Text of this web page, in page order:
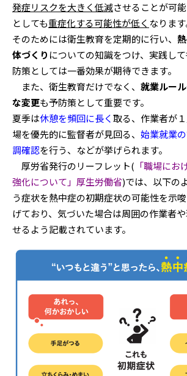
発症リスクを大きく低減させることが可
としても重症化する可能性が低く なります
そのためには衛生教育を定期的に行い、
体づくり についての知識をつけ、実践し
防策としては一番効果が期待できます。
また、衛生教育だけでなく、 就業ルー
な変更も予防策として重要です。
夏季は休憩を頻回に長く取る、作業者が
場を優先的に監督者が見回る、 始業就業
調確認を行う、などが挙げられます。
厚労省発行のリーフレット( 「職場にお
強化について」厚生労働省)では、以下の
う症状を熱中症の初期症状の可能性を示
げており、気づいた場合は周囲の作業者
せるよう記載されています。